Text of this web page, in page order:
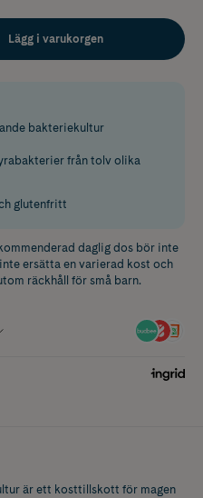
Lägg i varukorgen
bakteriekultur
från tolv olika
glutenfritt
daglig dos bör inte
ersätta en varierad kost och
räckhåll för små barn.
är ett kosttillskott för magen